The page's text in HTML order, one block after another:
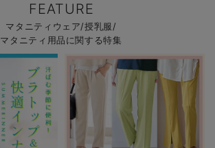
FEATURE
マタニティウェア/授乳服/
マタニティ用品に関する特集